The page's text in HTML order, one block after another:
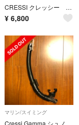
CRESSI クレッシー Gara Professional ロングフィン
¥ 6,800
マリン/スイミング
Cressi Gamma シュノーケル